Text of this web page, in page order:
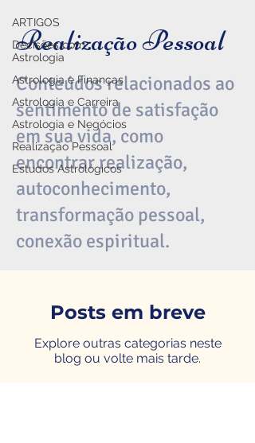
ARTIGOS
Decisões com
Astrologia
Astrologia e Finanças
Astrologia e Carreira
Astrologia e Negócios
Realização Pessoal
Estudos Astrológicos
Realização Pessoal
Conteúdos relacionados ao
sentimento de satisfação
em sua vida, como
encontrar realização,
autoconhecimento,
transformação pessoal,
conexão espiritual.
Posts em breve
Explore outras categorias neste
blog ou volte mais tarde.